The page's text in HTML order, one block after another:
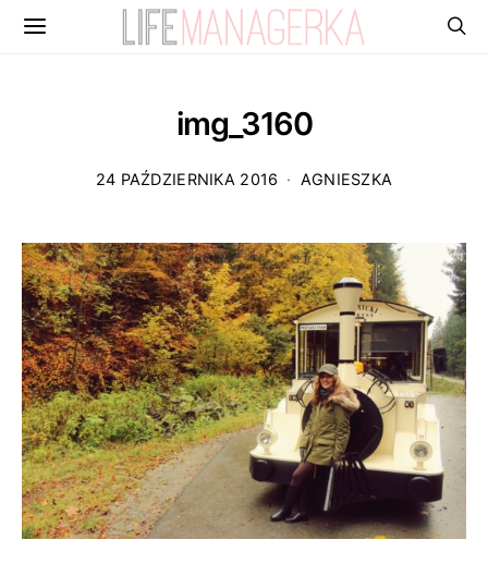
img_3160
24 PAŹDZIERNIKA 2016 AGNIESZKA